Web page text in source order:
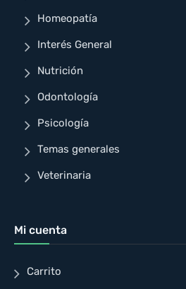
Homeopatía
Interés General
Nutrición
Odontología
Psicología
Temas generales
Veterinaria
Mi cuenta
Carrito